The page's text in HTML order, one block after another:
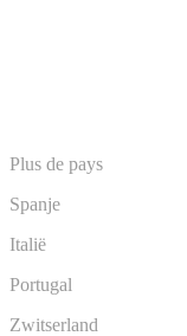
Plus de pays
Spanje
Italië
Portugal
Zwitserland